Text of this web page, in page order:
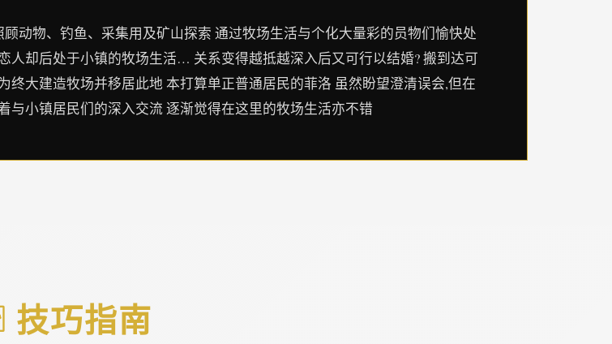
动物、钓鱼、采集用及矿山探索 通过牧场生活与个化大量彩的员物们愉快处
人却后处于小镇的牧场生活… 关系变得越抵越深入后又可行以结婚? 搬到达可
大建造牧场并移居此地 本打算单正普通居民的菲洛 虽然盼望澄清误会,但在
与小镇居民们的深入交流 逐渐觉得在这里的牧场生活亦不错
技巧指南